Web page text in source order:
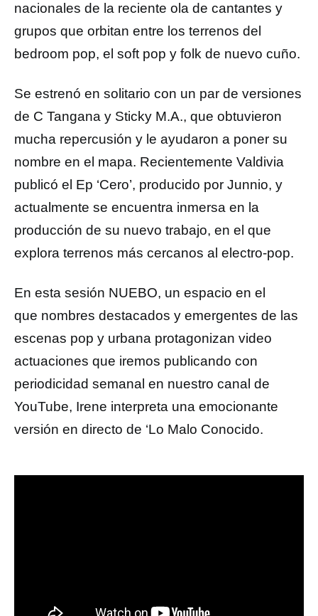
nacionales de la reciente ola de cantantes y
grupos que orbitan entre los terrenos del
bedroom pop, el soft pop y folk de nuevo cuño.
Se estrenó en solitario con un par de versiones
de C Tangana y Sticky M.A., que obtuvieron
mucha repercusión y le ayudaron a poner su
nombre en el mapa. Recientemente Valdivia
publicó el Ep ‘Cero’, producido por Junnio, y
actualmente se encuentra inmersa en la
producción de su nuevo trabajo, en el que
explora terrenos más cercanos al electro-pop.
En esta sesión NUEBO, un espacio en el
que nombres destacados y emergentes de las
escenas pop y urbana protagonizan video
actuaciones que iremos publicando con
periodicidad semanal en nuestro canal de
YouTube, Irene interpreta una emocionante
versión en directo de ‘Lo Malo Conocido.